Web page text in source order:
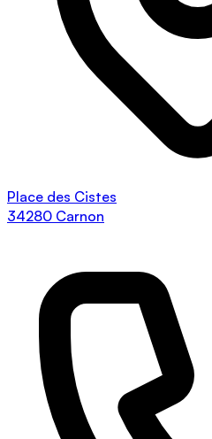
Place des Cistes
34280 Carnon